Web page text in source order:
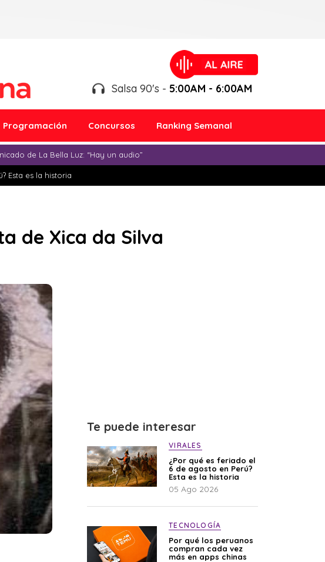
Salsa 90's - 5:00AM - 6:00AM
Programación Concursos Ranking Semanal
de La Bella Luz: “Hay un audio”
Esta es la historia
de Xica da Silva
Te puede interesar
VIRALES
¿Por qué es feriado el
6 de agosto en Perú?
Esta es la historia
05 Ago 2026
TECNOLOGÍA
Por qué los peruanos
compran cada vez
más en apps chinas